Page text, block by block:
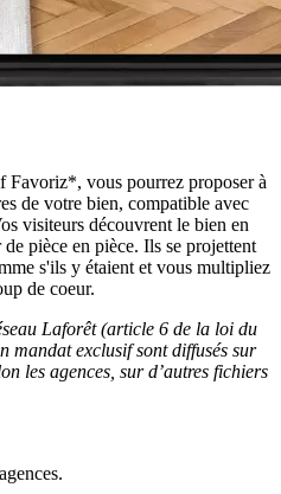
Favoriz*, vous pourrez proposer à
de votre bien, compatible avec
visiteurs découvrent le bien en
pièce en pièce. Ils se projettent
s'ils y étaient et vous multipliez
de coeur.
Laforêt (article 6 de la loi du
mandat exclusif sont diffusés sur
les agences, sur d’autres fichiers